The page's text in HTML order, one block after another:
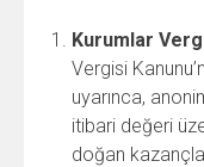
Kurumlar
Vergisi
uyarınca,
itibari değeri
doğan